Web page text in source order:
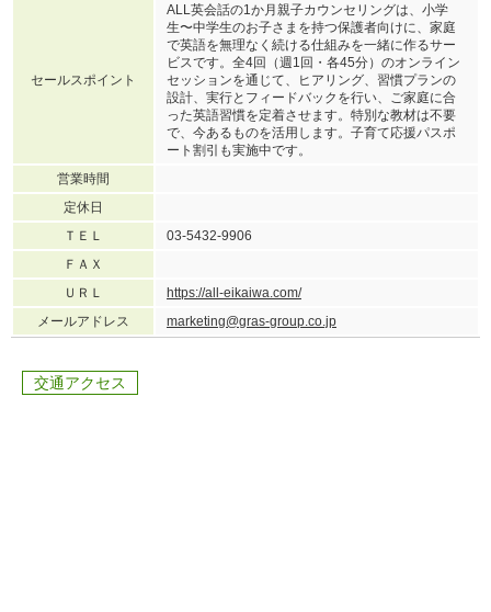
セールスポイント
ALL英会話の1か月親子カウンセリングは、小学
生〜中学生のお子さまを持つ保護者向けに、家庭
で英語を無理なく続ける仕組みを一緒に作るサー
ビスです。全4回（週1回・各45分）のオンライン
セッションを通じて、ヒアリング、習慣プランの
設計、実行とフィードバックを行い、ご家庭に合
った英語習慣を定着させます。特別な教材は不要
で、今あるものを活用します。子育て応援パスポ
ート割引も実施中です。
営業時間
定休日
ＴＥＬ
03-5432-9906
ＦＡＸ
ＵＲＬ
https://all-eikaiwa.com/
メールアドレス
marketing@gras-group.co.jp
交通アクセス